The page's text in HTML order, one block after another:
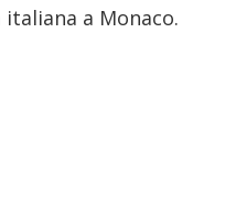
a Monaco.